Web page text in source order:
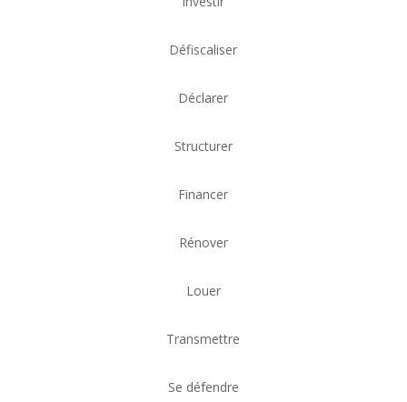
Défiscaliser
Déclarer
Structurer
Financer
Rénover
Louer
Transmettre
Se défendre